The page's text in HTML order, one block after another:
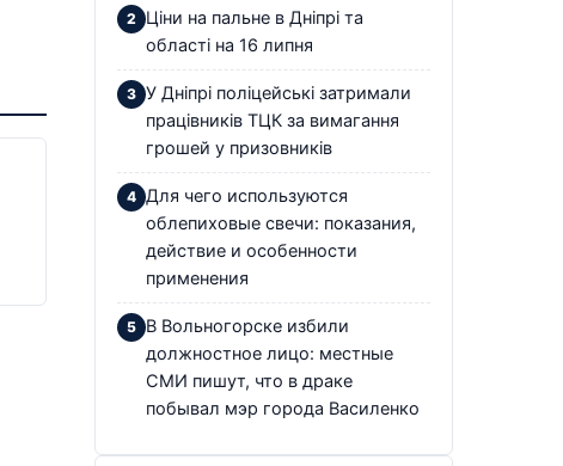
Ціни на пальне в Дніпрі та
області на 16 липня
У Дніпрі поліцейські затримали
працівників ТЦК за вимагання
грошей у призовників
Для чего используются
облепиховые свечи: показания,
действие и особенности
применения
В Вольногорске избили
должностное лицо: местные
СМИ пишут, что в драке
побывал мэр города Василенко